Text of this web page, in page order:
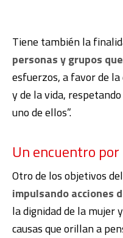
Tiene también la
personas y grupos
esfuerzos, a favor de
y de la vida,
uno de ellos”.
Un encuentro por
Otro de los objetivos
impulsando acciones
la dignidad de la mujer
causas que orillan a